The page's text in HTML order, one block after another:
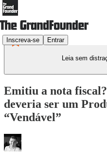
Inscreva-se Entrar
Leia sem
Emitiu a nota
deveria ser um
“Vendável”​